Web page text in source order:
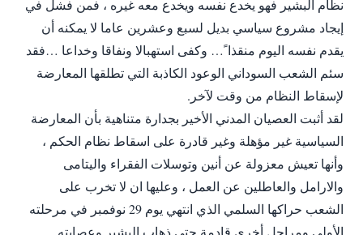
نظام البشير فهو يخدع نفسه ويخدع معه غيره ، فمن فشل في
إيجاد مشروع سياسي بديل لسبع وعشرين عاما لا يمكنه أن
يقدم نفسه اليوم منقذا ً… وكفى استهبالا ونفاقا وخداعا …فقد
سئم الشعب السوداني الوعود الكاذبة التي تطلقها المعارضة
لإسقاط النظام من وقت لآخر.
لقد أثبت العصيان المدني الأخير بجدارة متناهية بأن المعارضة
السياسية غير مؤهلة وغير قادرة على اسقاط نظام الحكم ،
وأنها تعيش معزولة عن أنين وتوسلات الفقراء واليتامى
والارامل والعاطلين عن العمل ، وعليها ان لا تخرب على
الشعب حراكها السلمي الذي انتهي يوم 29 نوفمبر في مرحلته
الأولى ومراحل أخرى قادمة حتى ذهاب البشير وعصابته